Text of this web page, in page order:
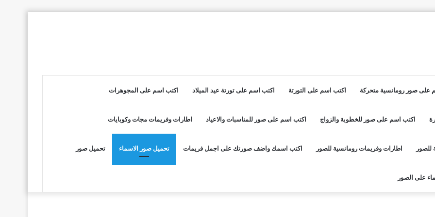
على صور رومانسية متحركة اكتب اسم على التورتة اكتب اسم على تورتة عيد الميلاد اكتب اسم على المجوهرات
اكتب اسم على صور للخطوبة والزواج اكتب اسم على صور للمناسبات والاعياد اطارات وفريمات مجات وكوبايات
للصور اطارات وفريمات رومانسية للصور اكتب اسمك واضف صورتك على اجمل فريمات تحميل صور الاسماء تحميل صور
على الصور